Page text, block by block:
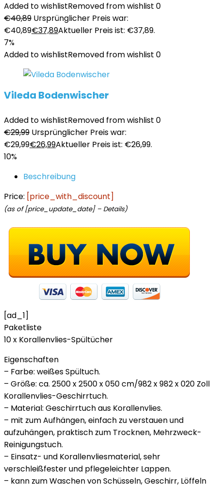
Added to wishlistRemoved from wishlist 0
€40,89 Ursprünglicher Preis war:
€40,89€37,89Aktueller Preis ist: €37,89.
7%
Added to wishlistRemoved from wishlist 0
Vileda Bodenwischer
Added to wishlistRemoved from wishlist 0
€29,99 Ursprünglicher Preis war:
€29,99€26,99Aktueller Preis ist: €26,99.
10%
Beschreibung
Price: [price_with_discount]
(as of [price_update_date] – Details)
[ad_1]
Paketliste
10 x Korallenvlies-Spültücher
Eigenschaften
– Farbe: weißes Spültuch.
– Größe: ca. 2500 x 2500 x 050 cm/982 x 982 x 020 Zoll
Korallenvlies-Geschirrtuch.
– Material: Geschirrtuch aus Korallenvlies.
– mit zum Aufhängen, einfach zu verstauen und
aufzuhängen, praktisch zum Trocknen, Mehrzweck-
Reinigungstuch.
– Einsatz- und Korallenvliesmaterial, sehr
verschleißfester und pflegeleichter Lappen.
– kann zum Waschen von Schüsseln, Geschirr, Löffeln